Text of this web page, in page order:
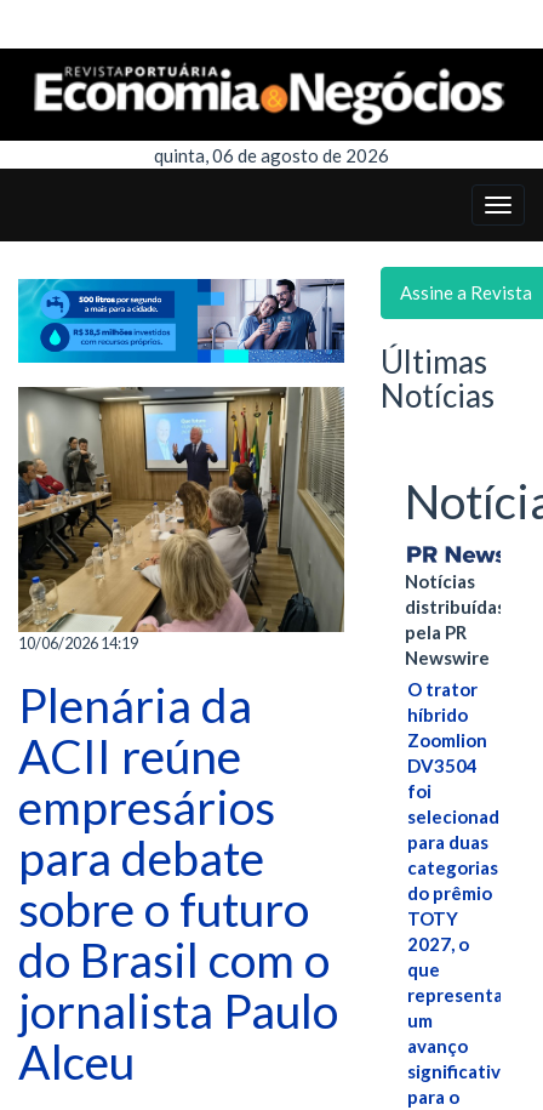
quinta, 06 de agosto de 2026
10/06/2026 14:19
Plenária da
ACII reúne
empresários
para debate
sobre o futuro
do Brasil com o
jornalista Paulo
Alceu
Assine a Revista
Últimas
Notícias
Notícias
distribuídas
pela PR
Newswire
O trator
híbrido
Zoomlion
DV3504
foi
selecionado
para duas
categorias
do prêmio
TOTY
2027, o
que
representa
um
avanço
significativo
para o